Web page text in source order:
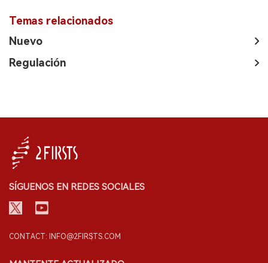
Temas relacionados
Nuevo
Regulación
SÍGUENOS EN REDES SOCIALES
CONTACT: INFO@2FIRSTS.COM